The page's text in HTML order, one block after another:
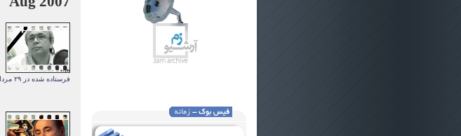
فرستاده شده در ۲۹ مرداد